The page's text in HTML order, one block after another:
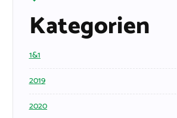
Kategorien
1&1
2019
2020